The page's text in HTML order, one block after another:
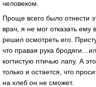
человеком.
Проще всего было отнести
врач, я не мог отказать
решил осмотреть его.
что правая рука
когтистую птичью лапу. А
только и остается, что
на хлеб он не сможет.